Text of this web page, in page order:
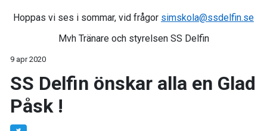
Hoppas vi ses i sommar, vid frågor simskola@ssdelfin.se
Mvh Tränare och styrelsen SS Delfin
9 apr 2020
SS Delfin önskar alla en Glad
Påsk !